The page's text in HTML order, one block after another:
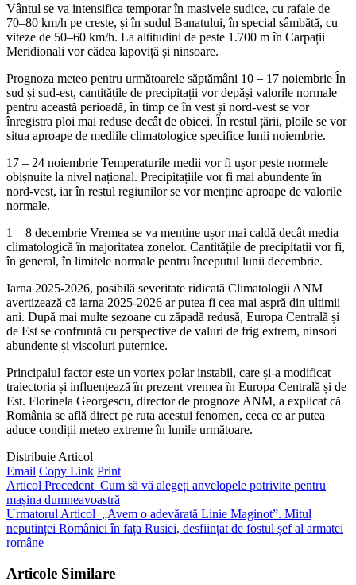
Vântul se va intensifica temporar în masivele sudice, cu rafale de
70–80 km/h pe creste, și în sudul Banatului, în special sâmbătă, cu
viteze de 50–60 km/h. La altitudini de peste 1.700 m în Carpații
Meridionali vor cădea lapoviță și ninsoare.
Prognoza meteo pentru următoarele săptămâni 10 – 17 noiembrie În
sud și sud-est, cantitățile de precipitații vor depăși valorile normale
pentru această perioadă, în timp ce în vest și nord-vest se vor
înregistra ploi mai reduse decât de obicei. În restul țării, ploile se vor
situa aproape de mediile climatologice specifice lunii noiembrie.
17 – 24 noiembrie Temperaturile medii vor fi ușor peste normele
obișnuite la nivel național. Precipitațiile vor fi mai abundente în
nord-vest, iar în restul regiunilor se vor menține aproape de valorile
normale.
1 – 8 decembrie Vremea se va menține ușor mai caldă decât media
climatologică în majoritatea zonelor. Cantitățile de precipitații vor fi,
în general, în limitele normale pentru începutul lunii decembrie.
Iarna 2025-2026, posibilă severitate ridicată Climatologii ANM
avertizează că iarna 2025-2026 ar putea fi cea mai aspră din ultimii
ani. După mai multe sezoane cu zăpadă redusă, Europa Centrală și
de Est se confruntă cu perspective de valuri de frig extrem, ninsori
abundente și viscoluri puternice.
Principalul factor este un vortex polar instabil, care și-a modificat
traiectoria și influențează în prezent vremea în Europa Centrală și de
Est. Florinela Georgescu, director de prognoze ANM, a explicat că
România se află direct pe ruta acestui fenomen, ceea ce ar putea
aduce condiții meteo extreme în lunile următoare.
Distribuie Articol
Email Copy Link Print
Articol Precedent Cum să vă alegeți anvelopele potrivite pentru
mașina dumneavoastră
Urmatorul Articol „Avem o adevărată Linie Maginot”. Mitul
neputinței României în fața Rusiei, desființat de fostul șef al armatei
române
Articole Similare